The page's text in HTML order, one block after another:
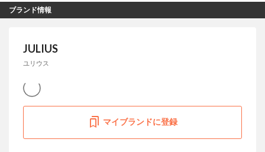
ブランド情報
JULIUS
ユリウス
マイブランドに登録